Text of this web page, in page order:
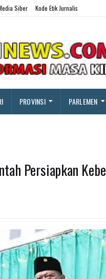
Siber Kode Etik Jurnalis
PROVINSI PARLEMEN
Persiapkan